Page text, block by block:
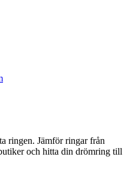
ringen. Jämför ringar från
och hitta din drömring till